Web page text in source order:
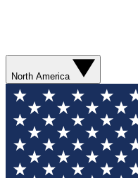
North America